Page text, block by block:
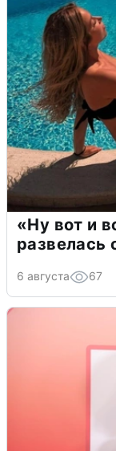
«Ну вот и
6 августа 67